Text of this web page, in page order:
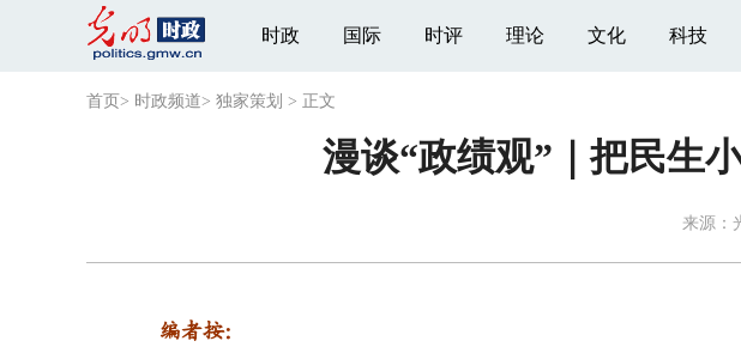
时政 国际 时评 理论 文化 科技
首页 > 时政频道> 独家策划 > 正文
漫谈“政绩观”｜把民生
来源：
编者按：